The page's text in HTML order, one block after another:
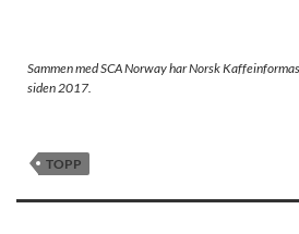
Sammen med SCA Norway har Norsk
siden 2017.
TOPP